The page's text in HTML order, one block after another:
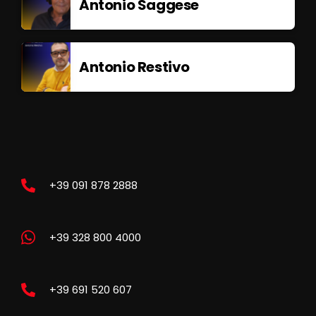
Antonio Saggese
Antonio Restivo
+39 091 878 2888
+39 328 800 4000
+39 691 520 607